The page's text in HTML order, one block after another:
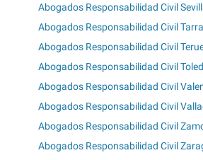
Abogados Responsabilidad Civil
Abogados Responsabilidad Civil
Abogados Responsabilidad Civil
Abogados Responsabilidad Civil
Abogados Responsabilidad Civil
Abogados Responsabilidad Civil
Abogados Responsabilidad Civil
Abogados Responsabilidad Civil